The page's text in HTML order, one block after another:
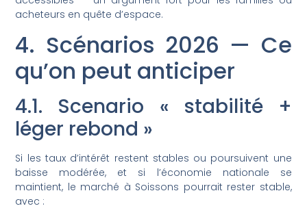
acheteurs en quête d’espace.
4. Scénarios 2026 — Ce
qu’on peut anticiper
4.1. Scenario « stabilité +
léger rebond »
Si les taux d’intérêt restent stables ou poursuivent une
baisse modérée, et si l’économie nationale se
maintient, le marché à Soissons pourrait rester stable,
avec :